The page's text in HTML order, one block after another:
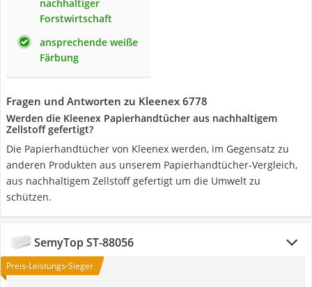
nachhaltiger
Forstwirtschaft
ansprechende weiße
Färbung
Fragen und Antworten zu Kleenex 6778
Werden die Kleenex Papierhandtücher aus nachhaltigem
Zellstoff gefertigt?
Die Papierhandtücher von Kleenex werden, im Gegensatz zu
anderen Produkten aus unserem Papierhandtücher-Vergleich,
aus nachhaltigem Zellstoff gefertigt um die Umwelt zu
schützen.
SemyTop ST-88056
Preis-Leistungs-Sieger